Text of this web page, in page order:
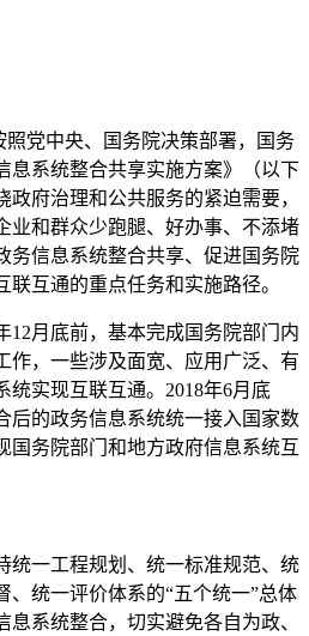
照党中央、国务院决策部署，国务
息系统整合共享实施方案》（以下
府治理和公共服务的紧迫需要，
业和群众少跑腿、好办事、不添堵
务信息系统整合共享、促进国务院
互通的重点任务和实施路径。
12月底前，基本完成国务院部门内
作，一些涉及面宽、应用广泛、有
统实现互联互通。2018年6月底
后的政务信息系统统一接入国家数
国务院部门和地方政府信息系统互
统一工程规划、统一标准规范、统
、统一评价体系的“五个统一”总体
系统整合，切实避免各自为政、